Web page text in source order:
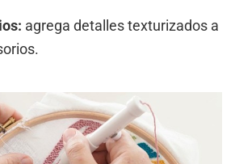
agrega detalles texturizados a